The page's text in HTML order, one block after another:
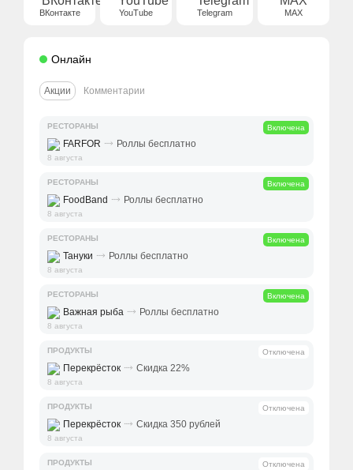
ВКонтакте YouTube Telegram MAX
Онлайн
Акции Комментарии
РЕСТОРАНЫ Включена
FARFOR ⤑ Роллы бесплатно
8 августа
РЕСТОРАНЫ Включена
FoodBand ⤑ Роллы бесплатно
8 августа
РЕСТОРАНЫ Включена
Тануки ⤑ Роллы бесплатно
8 августа
РЕСТОРАНЫ Включена
Важная рыба ⤑ Роллы бесплатно
8 августа
ПРОДУКТЫ Отключена
Перекрёсток ⤑ Скидка 22%
8 августа
ПРОДУКТЫ Отключена
Перекрёсток ⤑ Скидка 350 рублей
8 августа
ПРОДУКТЫ Отключена